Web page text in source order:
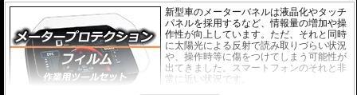
新型車のメーターバネルは液晶化やタッチ
パネルを採用するなど、情報量の増加や操
作性が向上しています。ただ、それと同時
に太陽光による反射で読み取りづらい状況
や、操作時等に傷をつけてしまう可能性が
出てきました。スマートフォンのそれと非
常に近い状況です。